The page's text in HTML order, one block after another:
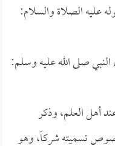
عليه الصلاة والسلام:
النبي صلى الله عليه وسلم:
أهل العلم، وذكر
تسميته شركاً، وهو